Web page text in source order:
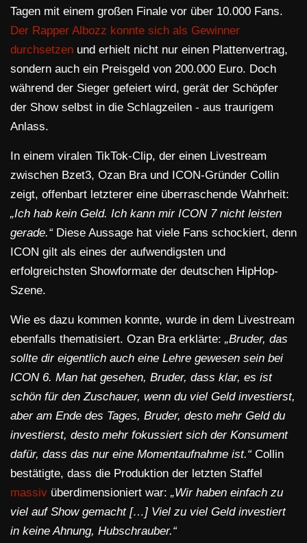
Tagen mit einem großen Finale vor über 10.000 Fans.
Der Rapper Albozz konnte sich als Gewinner
durchsetzen und erhielt nicht nur einen Plattenvertrag,
sondern auch ein Preisgeld von 200.000 Euro. Doch
während der Sieger gefeiert wird, gerät der Schöpfer
der Show selbst in die Schlagzeilen - aus traurigem
Anlass.
In einem viralen TikTok-Clip, der einen Livestream
zwischen Bzet3, Ozan Bra und ICON-Gründer Collin
zeigt, offenbart letzterer eine überraschende Wahrheit:
„Ich hab kein Geld. Ich kann mir ICON 7 nicht leisten
gerade.“ Diese Aussage hat viele Fans schockiert, denn
ICON gilt als eines der aufwendigsten und
erfolgreichsten Showformate der deutschen HipHop-
Szene.
Wie es dazu kommen konnte, wurde in dem Livestream
ebenfalls thematisiert. Ozan Bra erklärte: „Bruder, das
sollte dir eigentlich auch eine Lehre gewesen sein bei
ICON 6. Man hat gesehen, Bruder, dass klar, es ist
schön für den Zuschauer, wenn du viel Geld investierst,
aber am Ende des Tages, Bruder, desto mehr Geld du
investierst, desto mehr fokussiert sich der Konsument
dafür, dass das nur eine Momentaufnahme ist.“ Collin
bestätigte, dass die Produktion der letzten Staffel
massiv überdimensioniert war: „Wir haben einfach zu
viel auf Show gemacht […] Viel zu viel Geld investiert
in keine Ahnung, Hubschrauber.“